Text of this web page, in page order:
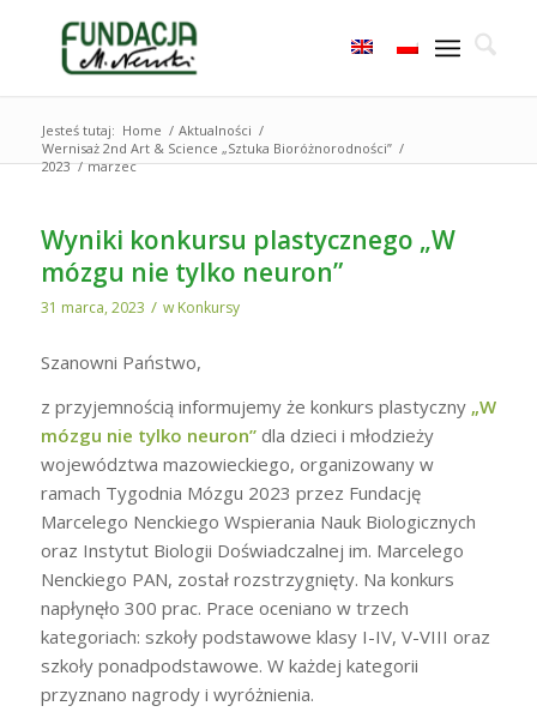
Jesteś tutaj: Home / Aktualności /
Wernisaż 2nd Art & Science „Sztuka Bioróżnorodności” /
2023 / marzec
Wyniki konkursu plastycznego „W
mózgu nie tylko neuron”
31 marca, 2023 / wKonkursy
Szanowni Państwo,
z przyjemnością informujemy że konkurs plastyczny „W
mózgu nie tylko neuron”dla dzieci i młodzieży
województwa mazowieckiego, organizowany w
ramach Tygodnia Mózgu 2023 przez Fundację
Marcelego Nenckiego Wspierania Nauk Biologicznych
oraz Instytut Biologii Doświadczalnej im. Marcelego
Nenckiego PAN, został rozstrzygnięty. Na konkurs
napłynęło 300 prac. Prace oceniano w trzech
kategoriach: szkoły podstawowe klasy I-IV, V-VIII oraz
szkoły ponadpodstawowe. W każdej kategorii
przyznano nagrody i wyróżnienia.